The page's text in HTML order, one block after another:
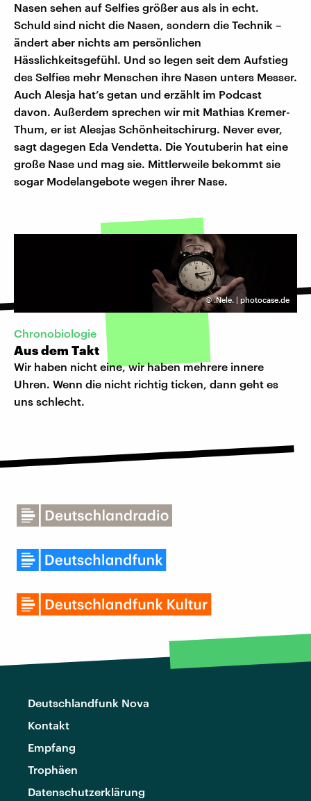
Nasen sehen auf Selfies größer aus als in echt.
Schuld sind nicht die Nasen, sondern die Technik –
ändert aber nichts am persönlichen
Hässlichkeitsgefühl. Und so legen seit dem Aufstieg
des Selfies mehr Menschen ihre Nasen unters Messer.
Auch Alesja hat’s getan und erzählt im Podcast
davon. Außerdem sprechen wir mit Mathias Kremer-
Thum, er ist Alesjas Schönheitschirurg. Never ever,
sagt dagegen Eda Vendetta. Die Youtuberin hat eine
große Nase und mag sie. Mittlerweile bekommt sie
sogar Modelangebote wegen ihrer Nase.
©.Nele. | photocase.de
Chronobiologie
Aus dem Takt
Wir haben nicht eine, wir haben mehrere innere
Uhren. Wenn die nicht richtig ticken, dann geht es
uns schlecht.
Deutschlandfunk Nova
Kontakt
Empfang
Trophäen
Datenschutzerklärung